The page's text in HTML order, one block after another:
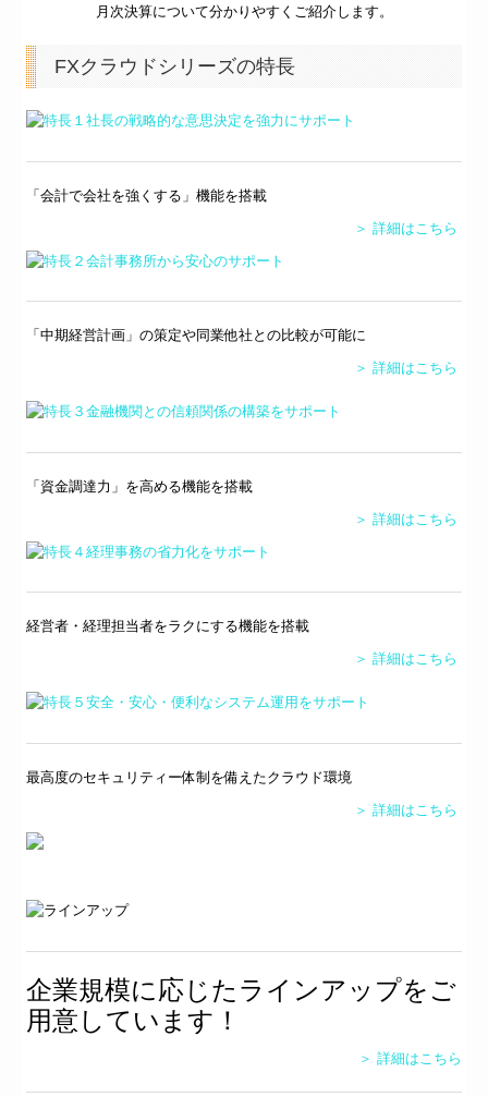
月次決算について分かりやすくご紹介します。
FXクラウドシリーズの特長
「会計で会社を強くする」機能を搭載
＞ 詳細はこちら
「中期経営計画」の策定や同業他社との比較が可能に
＞ 詳細はこちら
「資金調達力」を高める機能を搭載
＞ 詳細はこちら
経営者・経理担当者をラクにする機能を搭載
＞ 詳細はこちら
最高度のセキュリティー体制を備えたクラウド環境
＞ 詳細はこちら
企業規模に応じたラインアップをご
⽤意しています！
＞ 詳細はこちら